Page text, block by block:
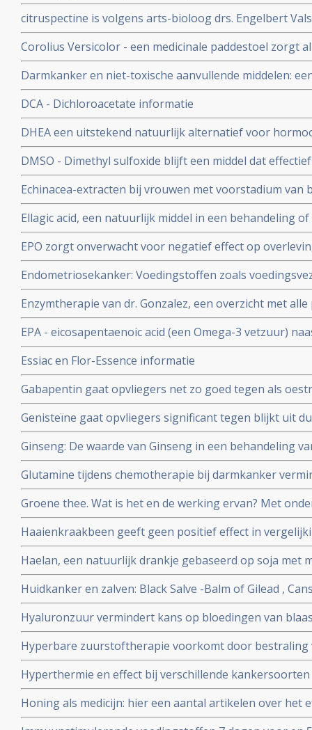
stofje veel en voornamelijk voorkomend in rood vlees
citruspectine is volgens arts-bioloog drs. Engelbert
voedingssupplement bij o.a. prostaatkanker en
Corolius Versicolor - een medicinale paddestoel zorgt
77% verhoogde T-cel activiteit bij 36 patiënten met het
Vermoeidheids Syndroom en/of verstoorde
Darmkanker en niet-toxische aanvullende middelen:
effectieve niet-toxische behandelingen, middelen en
DCA - Dichloroacetate informatie
DHEA een uitstekend natuurlijk alternatief voor
postmenopausale vrouwen - 50 tot 65 jaar
DMSO - Dimethyl sulfoxide blijft een middel dat
beroertes, pijnstilling, weefselletsel, auto-
kankerpatienten zorgt voor remissies
Echinacea-extracten bij vrouwen met voorstadium van
verhoogde L-SIL/CIN-1 waarden verkregen uit
voorstadium kanker sneller verdwijnen na 6 maanden
Ellagic acid, een natuurlijk middel in een behandeling
EPO zorgt onverwacht voor negatief effect op
aldus gerandomiseerde fase III studie.
Endometriosekanker: Voedingstoffen zoals
dan specifiek vitamines C, E en Betacaroteen en
endometriosekanker aanmerkelijk verlagen.
Enzymtherapie van dr. Gonzalez, een overzicht met
EPA - eicosapentaenoic acid (een Omega-3 vetzuur)
meer remissies bij kinderen met leukemie en zij
gewichtsverlies aldus gerandomiseerde fase II studie.
Essiac en Flor-Essence informatie
Gabapentin gaat opvliegers net zo goed tegen als
gerandomiseerde studie. Artikel geplaatst 12 juli 2006
Genisteïne gaat opvliegers significant tegen blijkt uit
studie bij 90 gezonde vrouwen van 47 tot 57 jaar in de
follow-up.
Ginseng: De waarde van Ginseng in een behandeling
bijwerkingen. Een overzichtsartikel voor artsen en
geplaatst 12 december 2009
Glutamine tijdens chemotherapie bij darmkanker
neuropathische problemen daarna.
Groene thee. Wat is het en de werking ervan? Met
Haaienkraakbeen geeft geen positief effect in
kankerpatiënten aldus kleine maar wel
met darmkanker en borstkanker.
Haelan, een natuurlijk drankje gebaseerd op soja met
Huidkanker en zalven: Black Salve -Balm of Gilead ,
zalven op natuurlijke basis. Hier een aantal studies en
voor huidkanker en huidaandoeningen
Hyaluronzuur vermindert kans op bloedingen van
bestraling net zo goed als hyperbare zuurstof maar is
dienen.
Hyperbare zuurstoftherapie voorkomt door bestraling
blaasontstekingen bij patienten die op het
Hyperthermie en effect bij verschillende
chemo kuren als bij bestraling. Vele studies bewijzen
bij elkaar gezet in aparte artikelen reeks.
Honing als medicijn: hier een aantal artikelen over het
tegengaan van bijwerkingen bij chemo en bestraling